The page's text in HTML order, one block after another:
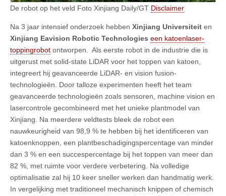
De robot op het veld Foto Xinjiang Daily/GT Disclaimer
Na 3 jaar intensief onderzoek hebben Xinjiang Universiteit en
Xinjiang Eavision Robotic Technologies een katoenlaser-
toppingrobot ontworpen. Als eerste robot in de industrie die is
uitgerust met solid-state LiDAR voor het toppen van katoen,
integreert hij geavanceerde LiDAR- en vision fusion-
technologieën. Door talloze experimenten heeft het team
geavanceerde technologieën zoals sensoren, machine vision en
lasercontrole gecombineerd met het unieke plantmodel van
Xinjiang. Na meerdere veldtests bleek de robot een
nauwkeurigheid van 98,9 % te hebben bij het identificeren van
katoenknoppen, een plantbeschadigingspercentage van minder
dan 3 % en een succespercentage bij het toppen van meer dan
82 %, met ruimte voor verdere verbetering. Na volledige
optimalisatie zal hij 10 keer sneller werken dan handmatig werk.
In vergelijking met traditioneel mechanisch knippen of chemisch